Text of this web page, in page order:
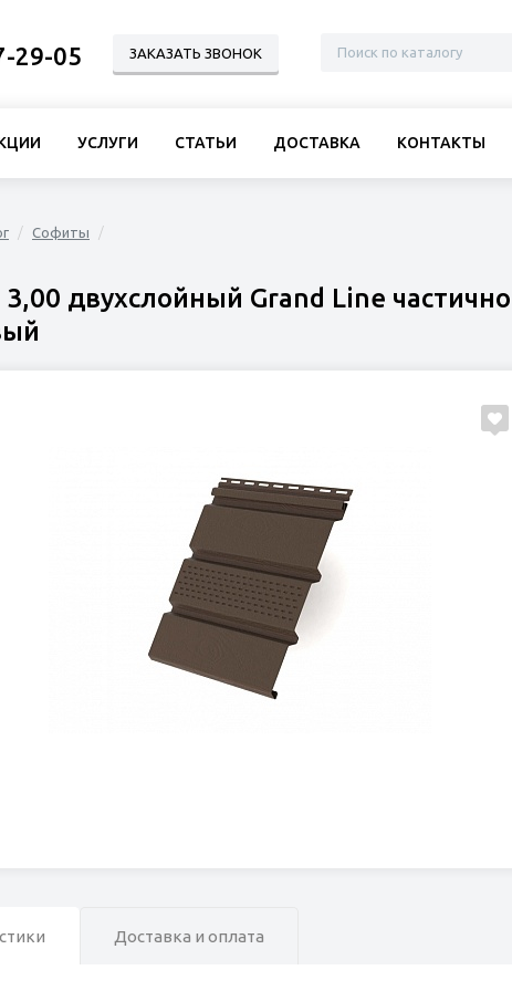
Софиты
двухслойный Grand Line
Доставка и оплата
29-05 ЗАКАЗАТЬ ЗВОНОК
УСЛУГИ СТАТЬИ ДОСТАВКА КОНТАКТЫ